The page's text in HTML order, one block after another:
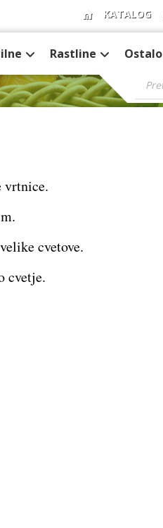
KATALOG
Rastline Ostalo
vrtnice.
cvetove.
cvetje.